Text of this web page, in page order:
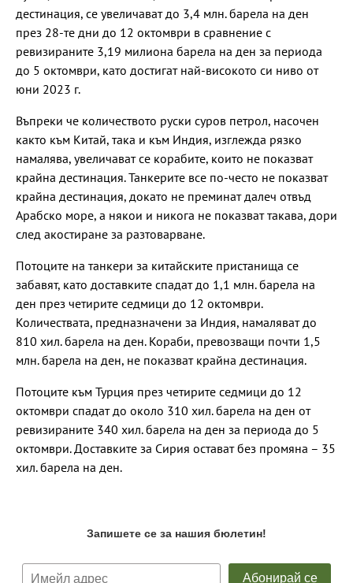
дестинация, се увеличават до 3,4 млн. барела на ден
през 28-те дни до 12 октомври в сравнение с
ревизираните 3,19 милиона барела на ден за периода
до 5 октомври, като достигат най-високото си ниво от
юни 2023 г.
Въпреки че количеството руски суров петрол, насочен
както към Китай, така и към Индия, изглежда рязко
намалява, увеличават се корабите, които не показват
крайна дестинация. Танкерите все по-често не показват
крайна дестинация, докато не преминат далеч отвъд
Арабско море, а някои и никога не показват такава, дори
след акостиране за разтоварване.
Потоците на танкери за китайските пристанища се
забавят, като доставките спадат до 1,1 млн. барела на
ден през четирите седмици до 12 октомври.
Количествата, предназначени за Индия, намаляват до
810 хил. барела на ден. Кораби, превозващи почти 1,5
млн. барела на ден, не показват крайна дестинация.
Потоците към Турция през четирите седмици до 12
октомври спадат до около 310 хил. барела на ден от
ревизираните 340 хил. барела на ден за периода до 5
октомври. Доставките за Сирия остават без промяна – 35
хил. барела на ден.